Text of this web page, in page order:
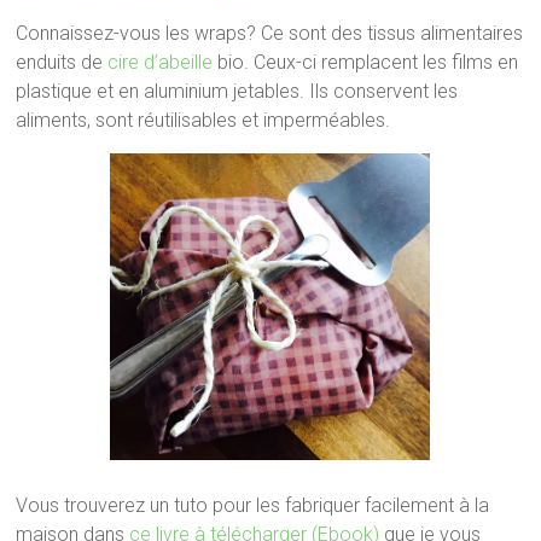
Connaissez-vous les wraps? Ce sont des tissus alimentaires
enduits de cire d’abeille bio. Ceux-ci remplacent les films en
plastique et en aluminium jetables. Ils conservent les
aliments, sont réutilisables et imperméables.
Vous trouverez un tuto pour les fabriquer facilement à la
maison dans ce livre à télécharger (Ebook) que je vous